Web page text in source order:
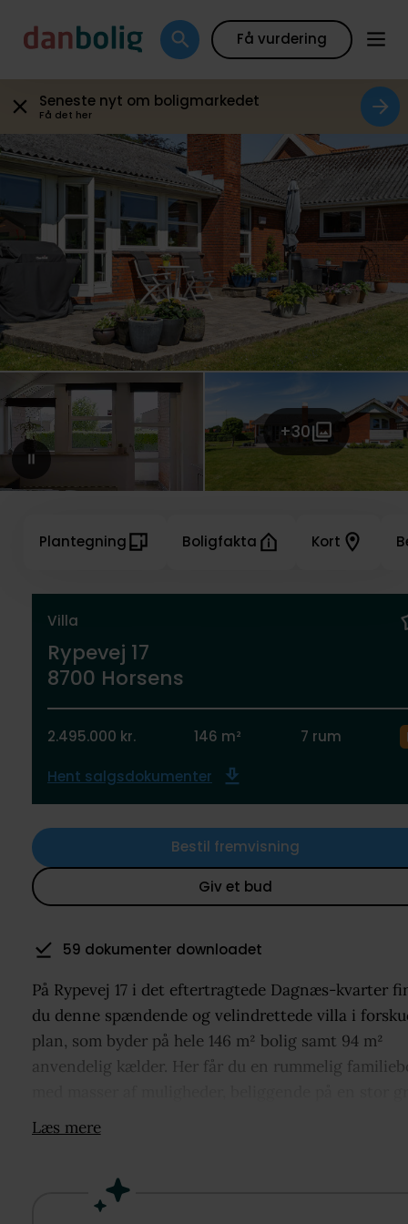
Få vurdering
Seneste nyt om boligmarkedet
Få det her
+30
Villa
Rypevej 17
8700 Horsens
2.495.000 kr. 146 m² 7 rum
Hent salgsdokumenter
Giv et bud
Bestil fremvisning
Plantegning Boligfakta Kort
59 dokumenter downloadet
På Rypevej 17 i det eftertragtede Dagnæs-kvarter
du denne spændende og velindrettede villa i
plan, som byder på hele 146 m² bolig samt 94 m²
anvendelig kælder. Her får du en rummelig
tæt på både Horsens bymidte, skoler, indkøb og
omfattende renovering i perioden 2004-2007. Her
Læs mere
Galleri Plantegning Boligfakta Kort